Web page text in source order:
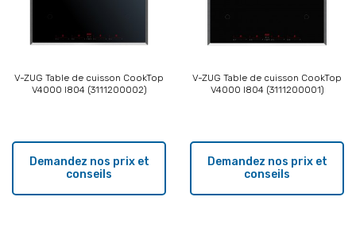
V-ZUG Table de cuisson CookTop
V4000 I804 (3111200002)
Demandez nos prix et
conseils
V-ZUG Table de cuisson CookTop
V4000 I804 (3111200001)
Demandez nos prix et
conseils